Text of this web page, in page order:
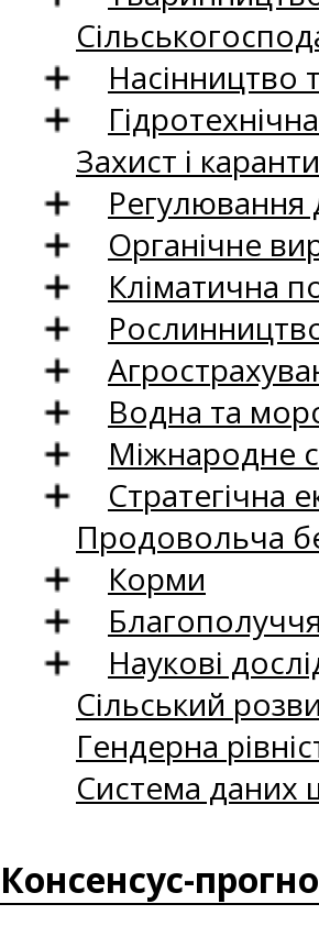
Насінництво
Захист і
Регулювання
Органічне
Кліматична
Водна та
Міжнародне
Стратегічна
Продовольча
Корми
Наукові
Сільський
Гендерна
Система даних
Консенсус-